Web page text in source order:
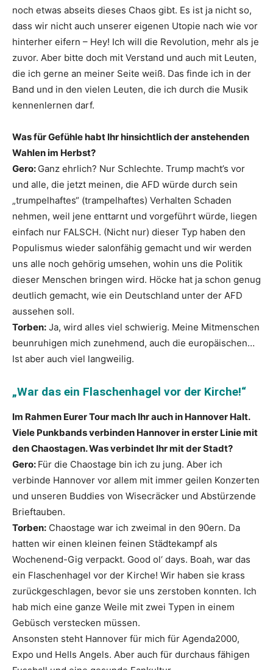
noch etwas abseits dieses Chaos gibt. Es ist ja nicht so,
dass wir nicht auch unserer eigenen Utopie nach wie vor
hinterher eifern – Hey! Ich will die Revolution, mehr als je
zuvor. Aber bitte doch mit Verstand und auch mit Leuten,
die ich gerne an meiner Seite weiß. Das finde ich in der
Band und in den vielen Leuten, die ich durch die Musik
kennenlernen darf.
Was für Gefühle habt Ihr hinsichtlich der anstehenden
Wahlen im Herbst?
Gero: Ganz ehrlich? Nur Schlechte. Trump macht’s vor
und alle, die jetzt meinen, die AFD würde durch sein
„trumpelhaftes“ (trampelhaftes) Verhalten Schaden
nehmen, weil jene enttarnt und vorgeführt würde, liegen
einfach nur FALSCH. (Nicht nur) dieser Typ haben den
Populismus wieder salonfähig gemacht und wir werden
uns alle noch gehörig umsehen, wohin uns die Politik
dieser Menschen bringen wird. Höcke hat ja schon genug
deutlich gemacht, wie ein Deutschland unter der AFD
aussehen soll.
Torben: Ja, wird alles viel schwierig. Meine Mitmenschen
beunruhigen mich zunehmend, auch die europäischen…
Ist aber auch viel langweilig.
„War das ein Flaschenhagel vor der Kirche!“
Im Rahmen Eurer Tour mach Ihr auch in Hannover Halt.
Viele Punkbands verbinden Hannover in erster Linie mit
den Chaostagen. Was verbindet Ihr mit der Stadt?
Gero: Für die Chaostage bin ich zu jung. Aber ich
verbinde Hannover vor allem mit immer geilen Konzerten
und unseren Buddies von Wisecräcker und Abstürzende
Brieftauben.
Torben: Chaostage war ich zweimal in den 90ern. Da
hatten wir einen kleinen feinen Städtekampf als
Wochenend-Gig verpackt. Good ol‘ days. Boah, war das
ein Flaschenhagel vor der Kirche! Wir haben sie krass
zurückgeschlagen, bevor sie uns zerstoben konnten. Ich
hab mich eine ganze Weile mit zwei Typen in einem
Gebüsch verstecken müssen.
Ansonsten steht Hannover für mich für Agenda2000,
Expo und Hells Angels. Aber auch für durchaus fähigen